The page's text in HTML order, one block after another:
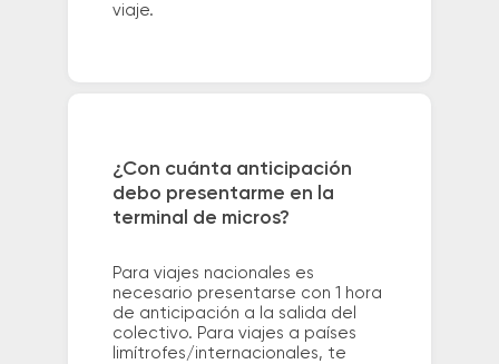
viaje.
¿Con cuánta anticipación
debo presentarme en la
terminal de micros?
Para viajes nacionales es
necesario presentarse con 1 hora
de anticipación a la salida del
colectivo. Para viajes a países
limítrofes/internacionales, te